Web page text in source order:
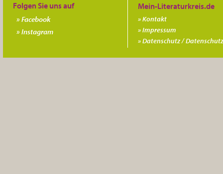
Kontakt
Impressum
Datenschutz /
Folgen Sie uns auf
Facebook
Instagram